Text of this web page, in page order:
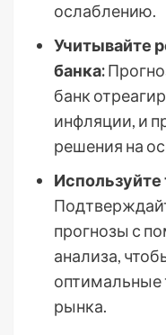
ослаблению.
Учитывайте
банка:
банк
инфляции, и
решения на
Используйте
прогнозы с
анализа,
оптимальные
рынка.